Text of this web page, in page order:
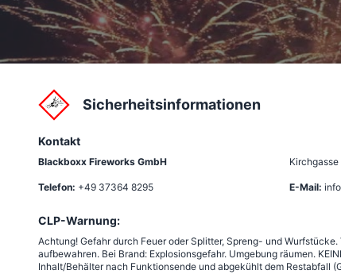
Sicherheitsinformationen
Kontakt
Blackboxx Fireworks GmbH
Telefon: +49 37364 8295 E-Mail:
CLP-Warnung:
Achtung! Gefahr durch Feuer oder Splitter, Spreng- und
aufbewahren. Bei Brand: Explosionsgefahr. Umgebung räumen.
Inhalt/Behälter nach Funktionsende und abgekühlt dem Restabfall